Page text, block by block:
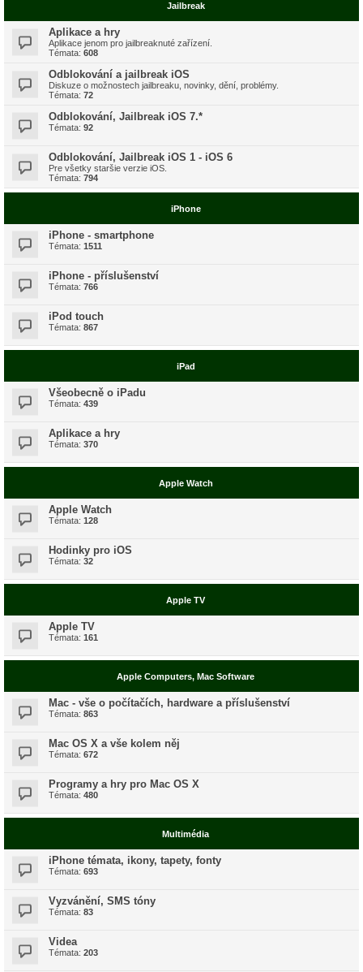
Jailbreak
Aplikace a hry
Aplikace jenom pro jailbreaknuté zařízení.
Témata: 608
Odblokování a jailbreak iOS
Diskuze o možnostech jailbreaku, novinky, dění, problémy.
Témata: 72
Odblokování, Jailbreak iOS 7.*
Témata: 92
Odblokování, Jailbreak iOS 1 - iOS 6
Pre všetky staršie verzie iOS.
Témata: 794
iPhone
iPhone - smartphone
Témata: 1511
iPhone - příslušenství
Témata: 766
iPod touch
Témata: 867
iPad
Všeobecně o iPadu
Témata: 439
Aplikace a hry
Témata: 370
Apple Watch
Apple Watch
Témata: 128
Hodinky pro iOS
Témata: 32
Apple TV
Apple TV
Témata: 161
Apple Computers, Mac Software
Mac - vše o počítačích, hardware a příslušenství
Témata: 863
Mac OS X a vše kolem něj
Témata: 672
Programy a hry pro Mac OS X
Témata: 480
Multimédia
iPhone témata, ikony, tapety, fonty
Témata: 693
Vyzvánění, SMS tóny
Témata: 83
Videa
Témata: 203